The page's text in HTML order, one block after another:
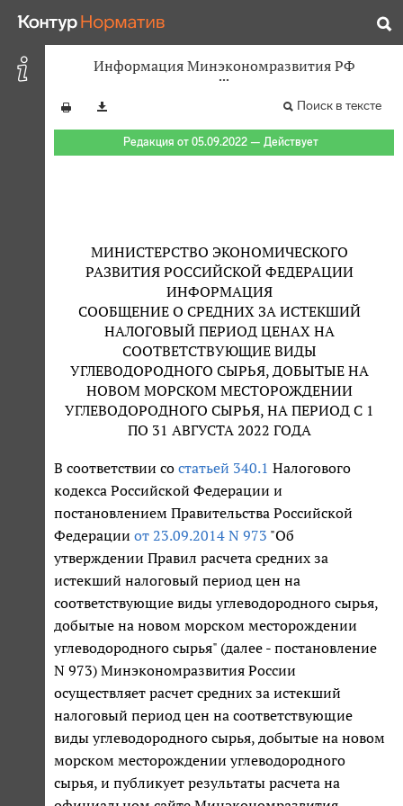
Информация Минэкономразвития РФ
Поиск в тексте
Редакция от 05.09.2022 — Действует
МИНИСТЕРСТВО ЭКОНОМИЧЕСКОГО
РАЗВИТИЯ РОССИЙСКОЙ ФЕДЕРАЦИИ
ИНФОРМАЦИЯ
СООБЩЕНИЕ О СРЕДНИХ ЗА ИСТЕКШИЙ
НАЛОГОВЫЙ ПЕРИОД ЦЕНАХ НА
СООТВЕТСТВУЮЩИЕ ВИДЫ
УГЛЕВОДОРОДНОГО СЫРЬЯ, ДОБЫТЫЕ НА
НОВОМ МОРСКОМ МЕСТОРОЖДЕНИИ
УГЛЕВОДОРОДНОГО СЫРЬЯ, НА ПЕРИОД С 1
ПО 31 АВГУСТА 2022 ГОДА
В соответствии со статьей 340.1 Налогового
кодекса Российской Федерации и
постановлением Правительства Российской
Федерации от 23.09.2014 N 973 "Об
утверждении Правил расчета средних за
истекший налоговый период цен на
соответствующие виды углеводородного сырья,
добытые на новом морском месторождении
углеводородного сырья" (далее - постановление
N 973) Минэкономразвития России
осуществляет расчет средних за истекший
налоговый период цен на соответствующие
виды углеводородного сырья, добытые на новом
морском месторождении углеводородного
сырья, и публикует результаты расчета на